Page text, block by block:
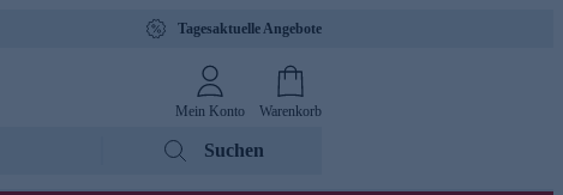
Tagesaktuelle Angebote
Mein Konto Warenkorb
Suchen